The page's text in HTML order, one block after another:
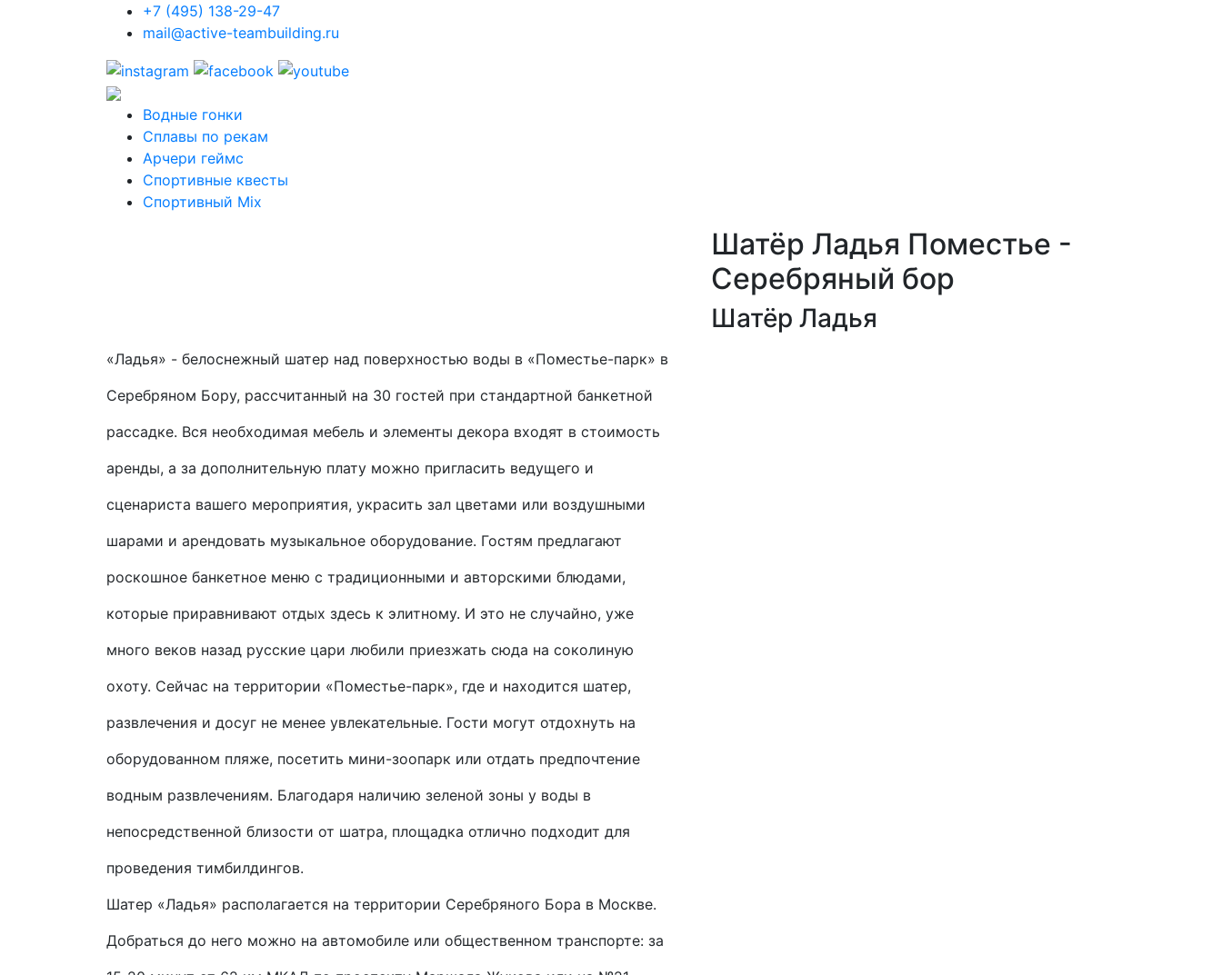
+7 (495) 138-29-47
mail@active-teambuilding.ru
Водные гонки
Сплавы по рекам
Арчери геймс
Спортивные квесты
Спортивный Mix
Шатёр Ладья Поместье -
Серебряный бор
Шатёр Ладья
«Ладья» - белоснежный шатер над поверхностью воды в «Поместье-парк» в
Серебряном Бору, рассчитанный на 30 гостей при стандартной банкетной
рассадке. Вся необходимая мебель и элементы декора входят в стоимость
аренды, а за дополнительную плату можно пригласить ведущего и
сценариста вашего мероприятия, украсить зал цветами или воздушными
шарами и арендовать музыкальное оборудование. Гостям предлагают
роскошное банкетное меню с традиционными и авторскими блюдами,
которые приравнивают отдых здесь к элитному. И это не случайно, уже
много веков назад русские цари любили приезжать сюда на соколиную
охоту. Сейчас на территории «Поместье-парк», где и находится шатер,
развлечения и досуг не менее увлекательные. Гости могут отдохнуть на
оборудованном пляже, посетить мини-зоопарк или отдать предпочтение
водным развлечениям. Благодаря наличию зеленой зоны у воды в
непосредственной близости от шатра, площадка отлично подходит для
проведения тимбилдингов.
Шатер «Ладья» располагается на территории Серебряного Бора в Москве.
Добраться до него можно на автомобиле или общественном транспорте: за